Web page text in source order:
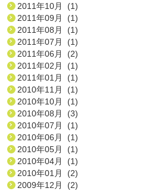
2011年10月 (1)
2011年09月 (1)
2011年08月 (1)
2011年07月 (1)
2011年06月 (2)
2011年02月 (1)
2011年01月 (1)
2010年11月 (1)
2010年10月 (1)
2010年08月 (3)
2010年07月 (1)
2010年06月 (1)
2010年05月 (1)
2010年04月 (1)
2010年01月 (2)
2009年12月 (2)